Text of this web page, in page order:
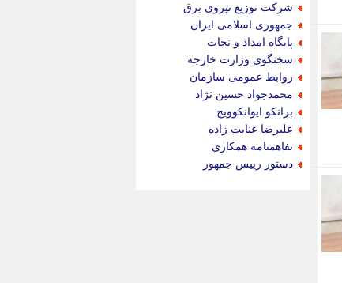
شرکت توزیع نیروی برق
جمهوری اسلامی ایران
پایگاه امداد و نجات
سخنگوی وزارت خارجه
روابط عمومی سازمان
محمدجواد حسین نژاد
برانکو ایوانکوویچ
علیرضا عنایت زاده
تفاهمنامه همکاری
دستور رییس جمهور